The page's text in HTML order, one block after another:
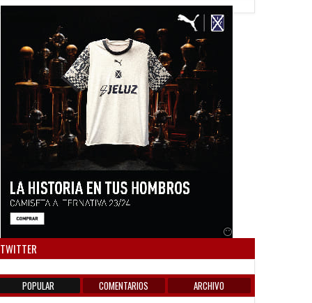
TWITTER
POPULAR COMENTARIOS ARCHIVO